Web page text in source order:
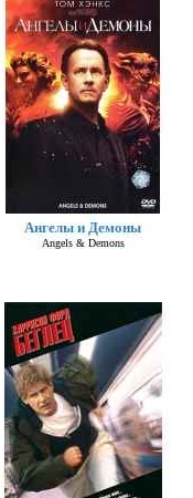
Ангелы и Демоны
Angels & Demons